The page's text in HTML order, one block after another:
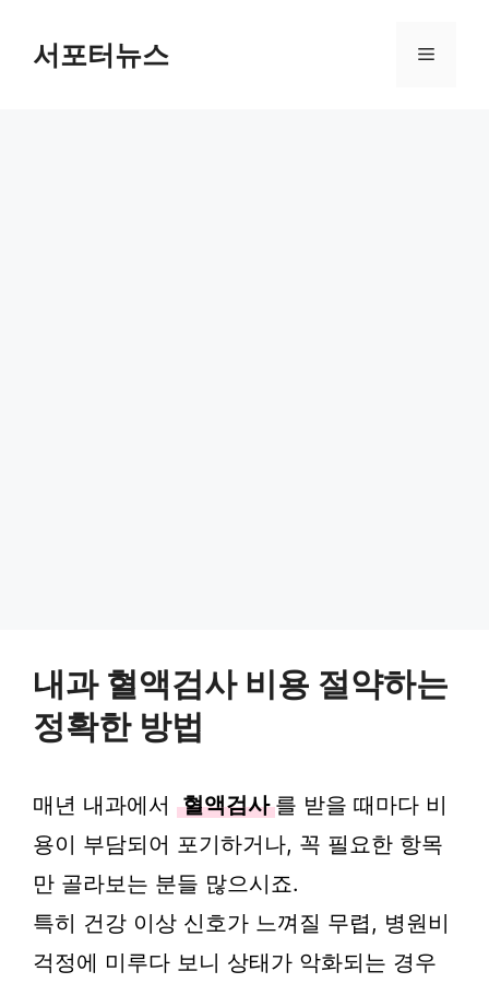
서포터뉴스 메
내과 혈액검사 비용 절약하는
정확한 방법
매년 내과에서 혈액검사 를 받을 때마다 비
용이 부담되어 포기하거나, 꼭 필요한 항목
만 골라보는 분들 많으시죠.
특히 건강 이상 신호가 느껴질 무렵, 병원비
걱정에 미루다 보니 상태가 악화되는 경우